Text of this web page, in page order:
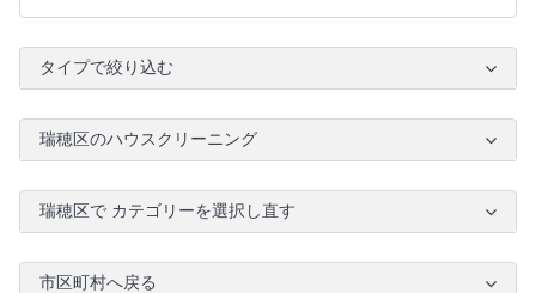
タイプで絞り込む
瑞穂区のハウスクリーニング
瑞穂区で カテゴリーを選択し直す
市区町村へ戻る